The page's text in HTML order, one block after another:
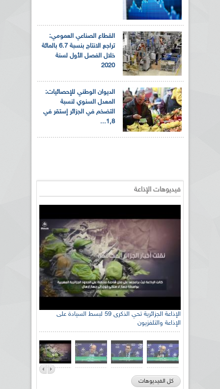
القطاع الصناعي العمومي:
تراجع الانتاج بنسبة 6.7 بالمائة
خلال الفصل الأول لسنة
2020
الديوان الوطني للإحصائيات:
المعدل السنوي لنسبة
التضخم في الجزائر إستقر في
1,8...
فيديوهات الإذاعة
الإذاعة الجزائرية تحي الذكرى 59 لبسط السيادة على
الإذاعة والتلفزيون
كل الفيديوهات